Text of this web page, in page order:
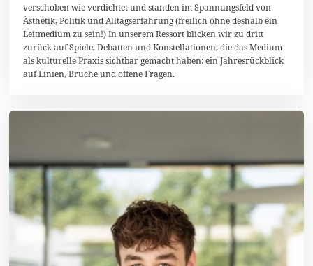
a
r
2
0
6
verschoben wie verdichtet und standen im Spannungsfeld von
Ästhetik, Politik und Alltagserfahrung (freilich ohne deshalb ein
Leitmedium zu sein!) In unserem Ressort blicken wir zu dritt
zurück auf Spiele, Debatten und Konstellationen, die das Medium
als kulturelle Praxis sichtbar gemacht haben: ein Jahresrückblick
auf Linien, Brüche und offene Fragen.